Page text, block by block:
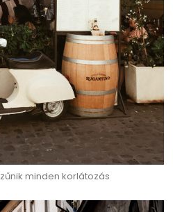
minden korlátozás